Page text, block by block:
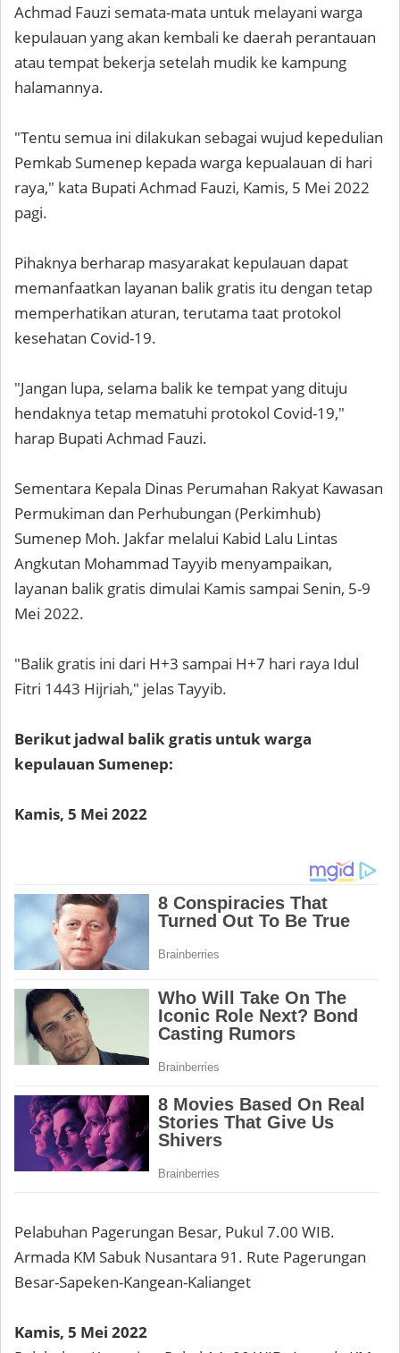
Achmad Fauzi semata-mata untuk melayani warga
kepulauan yang akan kembali ke daerah perantauan
atau tempat bekerja setelah mudik ke kampung
halamannya.
"Tentu semua ini dilakukan sebagai wujud kepedulian
Pemkab Sumenep kepada warga kepualauan di hari
raya," kata Bupati Achmad Fauzi, Kamis, 5 Mei 2022
pagi.
Pihaknya berharap masyarakat kepulauan dapat
memanfaatkan layanan balik gratis itu dengan tetap
memperhatikan aturan, terutama taat protokol
kesehatan Covid-19.
"Jangan lupa, selama balik ke tempat yang dituju
hendaknya tetap mematuhi protokol Covid-19,"
harap Bupati Achmad Fauzi.
Sementara Kepala Dinas Perumahan Rakyat Kawasan
Permukiman dan Perhubungan (Perkimhub)
Sumenep Moh. Jakfar melalui Kabid Lalu Lintas
Angkutan Mohammad Tayyib menyampaikan,
layanan balik gratis dimulai Kamis sampai Senin, 5-9
Mei 2022.
"Balik gratis ini dari H+3 sampai H+7 hari raya Idul
Fitri 1443 Hijriah," jelas Tayyib.
Berikut jadwal balik gratis untuk warga
kepulauan Sumenep:
Kamis, 5 Mei 2022
Pelabuhan Pagerungan Besar, Pukul 7.00 WIB.
Armada KM Sabuk Nusantara 91. Rute Pagerungan
Besar-Sapeken-Kangean-Kalianget
Kamis, 5 Mei 2022